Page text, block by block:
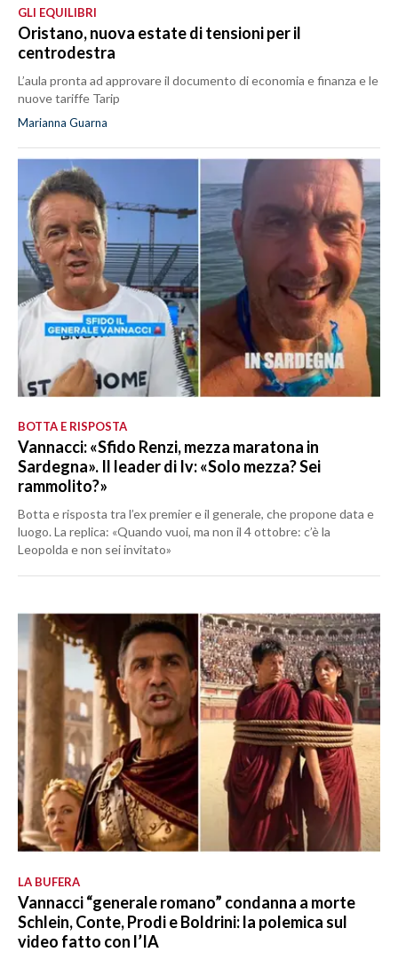
GLI EQUILIBRI
Oristano, nuova estate di tensioni per il
centrodestra
L’aula pronta ad approvare il documento di economia e finanza e le
nuove tariffe Tarip
Marianna Guarna
BOTTA E RISPOSTA
Vannacci: «Sfido Renzi, mezza maratona in
Sardegna». Il leader di Iv: «Solo mezza? Sei
rammolito?»
Botta e risposta tra l’ex premier e il generale, che propone data e
luogo. La replica: «Quando vuoi, ma non il 4 ottobre: c’è la
Leopolda e non sei invitato»
LA BUFERA
Vannacci “generale romano” condanna a morte
Schlein, Conte, Prodi e Boldrini: la polemica sul
video fatto con l’IA